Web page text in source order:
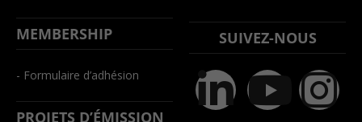
MEMBERSHIP
- Formulaire d’adhésion
PROJETS D’ÉMISSION
SUIVEZ-NOUS